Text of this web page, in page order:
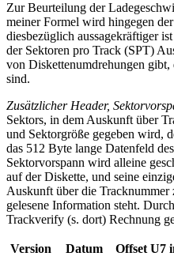
Zur Beurteilung der
meiner Formel wird hingegen
diesbezüglich aussagekräftiger
der Sektoren pro Track (SPT)
von Diskettenumdrehungen
sind.
Zusätzlicher Header,
Sektors, in dem Auskunft über
und Sektorgröße gegeben wird,
das 512 Byte lange Datenfeld
Sektorvorspann wird alleine
auf der Diskette, und seine
Auskunft über die Tracknummer
gelesene Information steht.
Trackverify (s. dort) Rechnung
Version Datum Offset U7